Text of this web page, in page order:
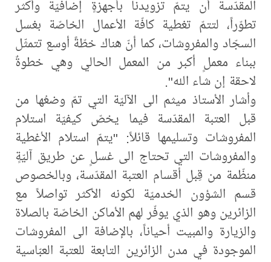
المقدّسة أن يتمّ تزويدنا بأجهزةٍ إضافيّة وأكثر
تطوّراً، لتتمّ تغطية كافّة الأعمال الخاصّة بغسل
السجّاد والمفروشات، كما أنّ هناك خطّةً أوسع تتمثّل
ببناء معملٍ أكبر من المعمل الحالي وهي خطوةٌ
لاحقة إن شاء الله".
وأشار الأستاذ ميثم الى الآليّة التي تمّ وضعُها من
قبل العتبة المقدّسة فيما يخصّ كيفيّة استلام
المفروشات وتسليمها قائلاً: "يتمّ استلام الأغطية
والمفروشات التي تحتاج الى غسلٍ عن طريق آليّةٍ
منظّمة من قِبل أقسام العتبة المقدّسة، وبالخصوص
قسم الشؤون الخدميّة لكونه الأكثر تواصلاً مع
الزائرين وهو الذي يوفّر لهم الأماكن الخاصّة بالصلاة
والزيارة والمبيت أحياناً، بالإضافة الى المفروشات
الموجودة في مدن الزائرين التابعة للعتبة العبّاسية